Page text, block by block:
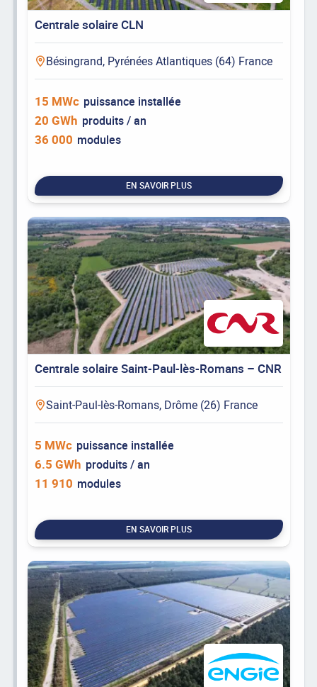
Centrale solaire CLN
Bésingrand, Pyrénées Atlantiques (64) France
15 MWc puissance installée
20 GWh produits / an
36 000 modules
EN SAVOIR PLUS
Centrale solaire Saint-Paul-lès-Romans – CNR
Saint-Paul-lès-Romans, Drôme (26) France
5 MWc puissance installée
6.5 GWh produits / an
11 910 modules
EN SAVOIR PLUS